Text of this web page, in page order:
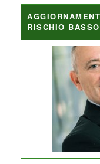
RISCHIO BASSO